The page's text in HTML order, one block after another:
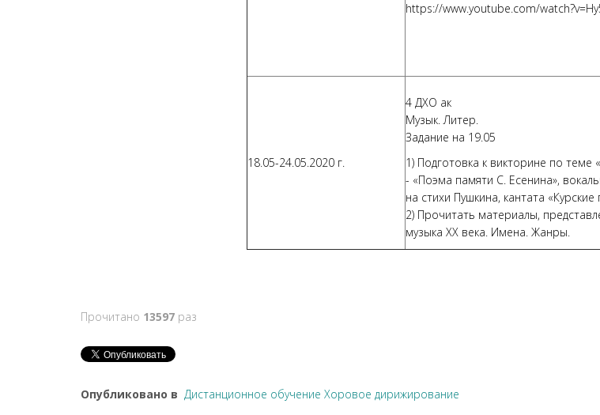
https://www.youtube.com/
18.05-24.05.2020 г.
4 ДХО ак
Музык. Литер.
Задание на 19.05
1) Подготовка к викторине по
- «Поэма памяти С. Есенина»,
на стихи Пушкина, кантата «Курские
2) Прочитать материалы,
музыка XX века. Имена. Жанры.
Прочитано 13597 раз
Опубликовано в Дистанционное обучение Хоровое дирижирование